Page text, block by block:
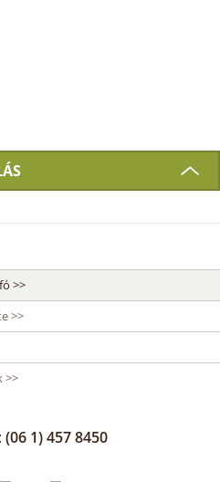
>>
>>
>>
(06 1) 457 8450